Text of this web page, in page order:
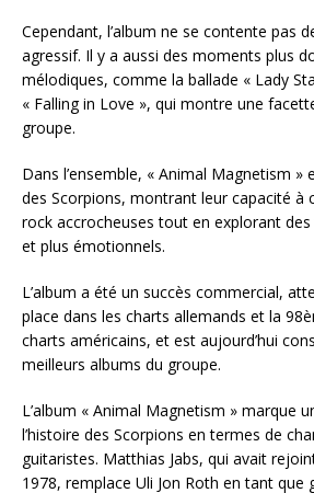
Cependant, l’album ne se contente pas
agressif. Il y a aussi des moments plus
mélodiques, comme la ballade « Lady
« Falling in Love », qui montre une
groupe.
Dans l’ensemble, « Animal Magnetism »
des Scorpions, montrant leur capacité à
rock accrocheuses tout en explorant
et plus émotionnels.
L’album a été un succès commercial,
place dans les charts allemands et la
charts américains, et est aujourd’hui
meilleurs albums du groupe.
L’album « Animal Magnetism » marque
l’histoire des Scorpions en termes de
guitaristes. Matthias Jabs, qui avait
1978, remplace Uli Jon Roth en tant que